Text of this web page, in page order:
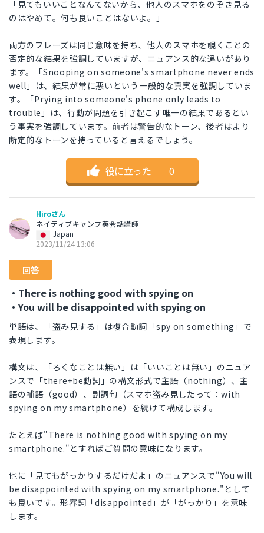
「見てもいいことなんてないから、他人のスマホをのぞき見る
のはやめて。何も良いことはないよ。」
両方のフレーズは同じ意味を持ち、他人のスマホを覗くことの
否定的な結果を強調していますが、ニュアンス的な違いがあり
ます。「Snooping on someone's smartphone never ends
well」は、結果が常に悪いという一般的な真実を強調していま
す。「Prying into someone's phone only leads to
trouble」は、行動が問題を引き起こす唯一の結果であるとい
う事実を強調しています。前者は警告的なトーン、後者はより
断定的なトーンを持っていると言えるでしょう。
役に立った ｜ 0
Hiroさん
ネイティブキャンプ英会話講師
Japan
2023/11/24 13:06
回答
・There is nothing good with spying on
・You will be disappointed with spying on
単語は、「盗み見する」は複合動詞「spy on something」で
表現します。
構文は、「ろくなことは無い」は「いいことは無い」のニュア
ンスで「there+be動詞」の構文形式で主語（nothing）、主
語の補語（good）、副詞句（スマホ盗み見したって：with
spying on my smartphone）を続けて構成します。
たとえば"There is nothing good with spying on my
smartphone."とすればご質問の意味になります。
他に「見てもがっかりするだけだよ」のニュアンスで"You will
be disappointed with spying on my smartphone."として
も良いです。形容詞「disappointed」が「がっかり」を意味
します。